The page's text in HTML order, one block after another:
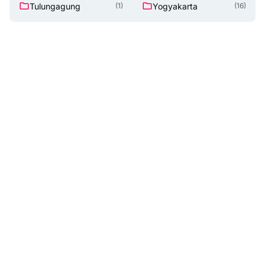
Tulungagung (1) Yogyakarta (16)